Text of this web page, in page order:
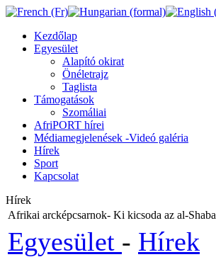
Kezdőlap
Egyesület
Alapító okirat
Önéletrajz
Taglista
Támogatások
Szomáliai
AfriPORT hírei
Médiamegjelenések -Videó galéria
Hírek
Sport
Kapcsolat
Hírek
Afrikai arcképcsarnok- Ki kicsoda az al-
Egyesület - Hírek